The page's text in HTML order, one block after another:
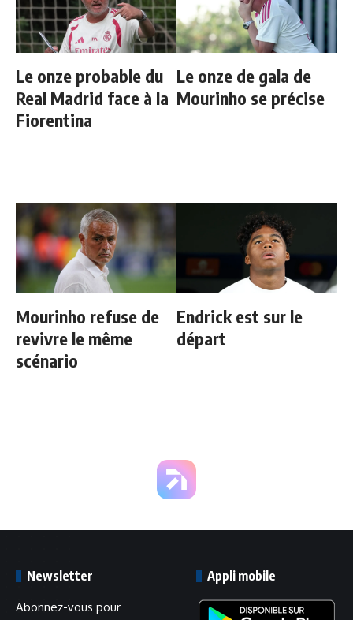
Le onze probable du
Real Madrid face à la
Fiorentina
Le onze de gala de
Mourinho se précise
Mourinho refuse de
revivre le même
scénario
Endrick est sur le
départ
Newsletter
Abonnez-vous pour
Appli mobile